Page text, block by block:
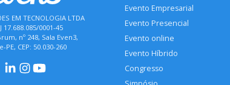
EM TECNOLOGIA LTDA
17.688.085/0001-45
nº 248, Sala Even3,
PE, CEP: 50.030-260
Evento Empresarial
Evento Presencial
Evento online
Evento Híbrido
Congresso